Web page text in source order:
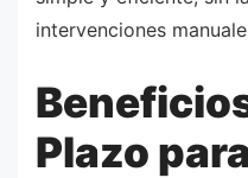
intervenciones
Plazo